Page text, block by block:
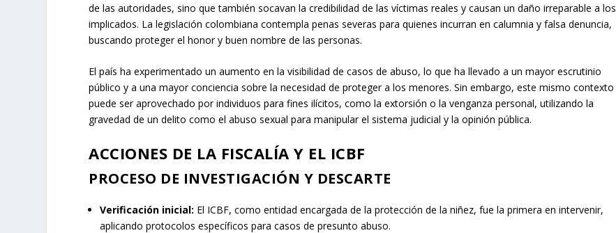
de las autoridades, sino que también socavan la credibilidad de las víctimas reales y causan un daño irreparable a los
implicados. La legislación colombiana contempla penas severas para quienes incurran en calumnia y falsa denuncia,
buscando proteger el honor y buen nombre de las personas.
El país ha experimentado un aumento en la visibilidad de casos de abuso, lo que ha llevado a un mayor escrutinio
público y a una mayor conciencia sobre la necesidad de proteger a los menores. Sin embargo, este mismo contexto
puede ser aprovechado por individuos para fines ilícitos, como la extorsión o la venganza personal, utilizando la
gravedad de un delito como el abuso sexual para manipular el sistema judicial y la opinión pública.
ACCIONES DE LA FISCALÍA Y EL ICBF
PROCESO DE INVESTIGACIÓN Y DESCARTE
Verificación inicial: El ICBF, como entidad encargada de la protección de la niñez, fue la primera en intervenir,
aplicando protocolos específicos para casos de presunto abuso.